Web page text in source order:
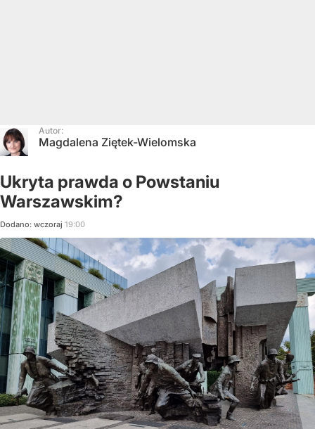
Autor:
Magdalena Ziętek-Wielomska
Ukryta prawda o Powstaniu
Warszawskim?
Dodano: wczoraj 19:00